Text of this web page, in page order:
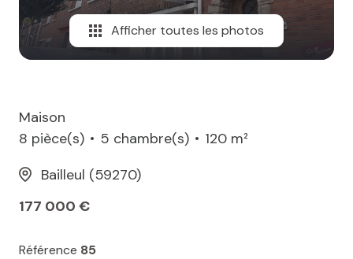
Afficher toutes les photos
Maison
8 pièce(s)
5 chambre(s)
120 m²
Bailleul (59270)
177 000 €
Référence 85